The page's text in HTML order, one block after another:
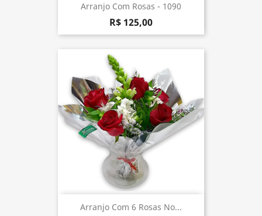
Arranjo Com Rosas - 1090
R$ 125,00
Arranjo Com 6 Rosas No...